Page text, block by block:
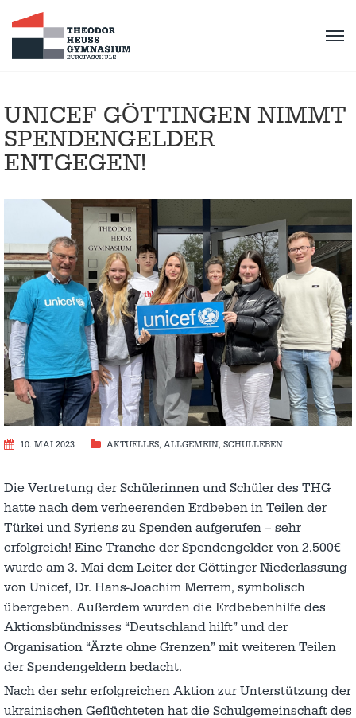
UNICEF GÖTTINGEN NIMMT
SPENDENGELDER
ENTGEGEN!
10. MAI 2023 AKTUELLES, ALLGEMEIN, SCHULLEBEN
Die Vertretung der Schülerinnen und Schüler des THG
hatte nach dem verheerenden Erdbeben in Teilen der
Türkei und Syriens zu Spenden aufgerufen – sehr
erfolgreich! Eine Tranche der Spendengelder von 2.500€
wurde am 3. Mai dem Leiter der Göttinger Niederlassung
von Unicef, Dr. Hans-Joachim Merrem, symbolisch
übergeben. Außerdem wurden die Erdbebenhilfe des
Aktionsbündnisses “Deutschland hilft” und der
Organisation “Ärzte ohne Grenzen” mit weiteren Teilen
der Spendengeldern bedacht.
Nach der sehr erfolgreichen Aktion zur Unterstützung der
ukrainischen Geflüchteten hat die Schulgemeinschaft des